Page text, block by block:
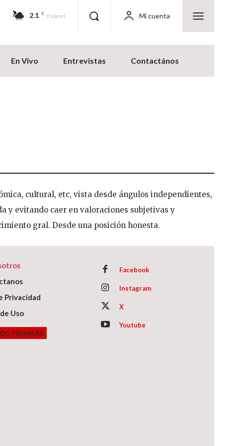
2.1 C Esquel Mi cuenta
En Vivo Entrevistas Contactános
cultural, etc, vista desde ángulos independientes,
y evitando caer en valoraciones subjetivas y
gral. Desde una posición honesta.
Privacidad
Uso
PREMIUM
Facebook
Instagram
X
Youtube